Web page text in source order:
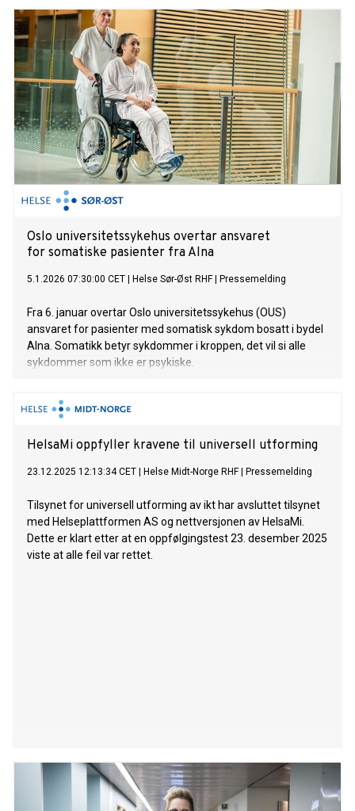
Oslo universitetssykehus overtar ansvaret
for somatiske pasienter fra Alna
5.1.2026 07:30:00 CET Helse Sør-Øst RHF| Pressemelding
Fra 6. januar overtar Oslo universitetssykehus (OUS)
ansvaret for pasienter med somatisk sykdom bosatt i bydel
Alna. Somatikk betyr sykdommer i kroppen, det vil si alle
sykdommer som ikke er psykiske.
HelsaMi oppfyller kravene til universell utforming
23.12.2025 12:13:34 CET Helse Midt-Norge RHF| Pressemelding
Tilsynet for universell utforming av ikt har avsluttet tilsynet
med Helseplattformen AS og nettversjonen av HelsaMi.
Dette er klart etter at en oppfølgingstest 23. desember 2025
viste at alle feil var rettet.